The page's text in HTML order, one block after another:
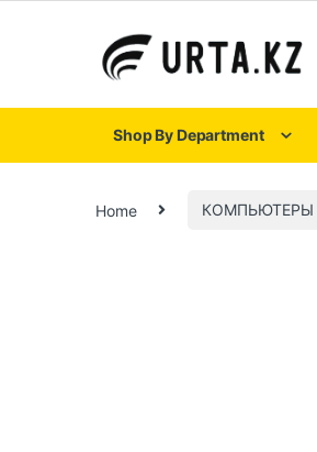
Shop By Department
Home КОМПЬЮТЕРЫ